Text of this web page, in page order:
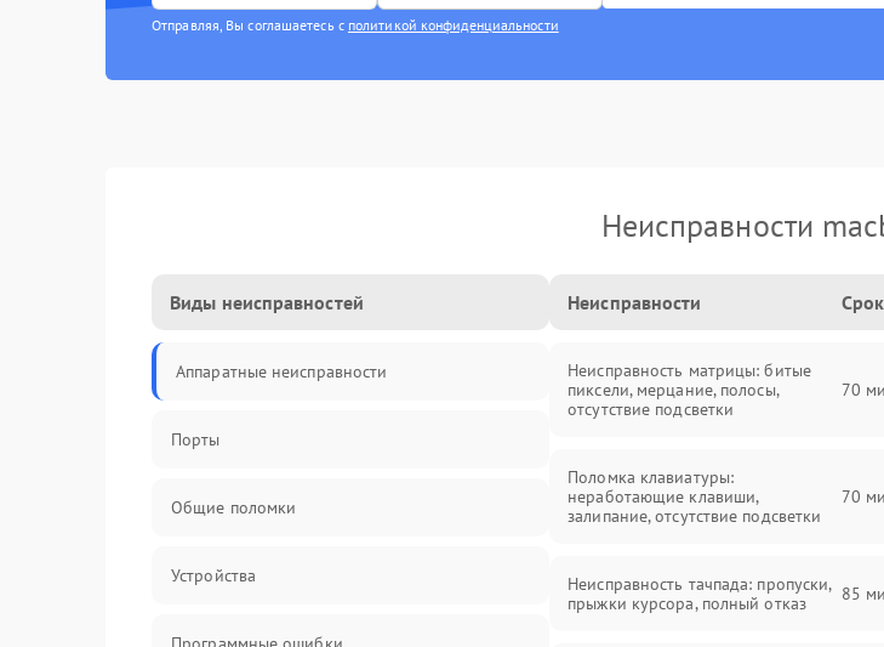
Отправляя, Вы соглашаетесь с политикой конфиденциальности
Неисправности
Виды неисправностей
Аппаратные неисправности
Порты
Общие поломки
Устройства
Неисправности Срок
Неисправность матрицы: битые
пиксели, мерцание, полосы,
отсутствие подсветки
70
Поломка клавиатуры:
неработающие клавиши,
залипание, отсутствие подсветки
70
Неисправность тачпада: пропуски,
прыжки курсора, полный отказ
85